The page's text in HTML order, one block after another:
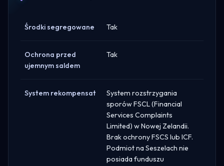
Środki segregowane Tak
Ochrona przed
ujemnym saldem
Tak
System rekompensat
System rozstrzygania
sporów FSCL (Financial
Services Complaints
Limited) w Nowej Zelandii.
Brak ochrony FSCS lub ICF.
Podmiot na Seszelach nie
posiada funduszu